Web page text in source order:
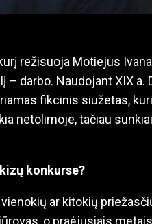
režisuoja Motiejus
darbo. Naudojant XIX a.
fikcinis siužetas,
netolimoje, tačiau sunkiai
konkurse?
ar kitokių
o praėjusiais